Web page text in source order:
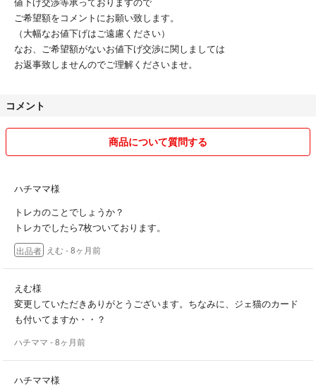
ご希望額をコメントにお願い致します。
（大幅なお値下げはご遠慮ください）
なお、ご希望額がないお値下げ交渉に関しましては
お返事致しませんのでご理解くださいませ。
コメント
商品について質問する
ハチママ様
トレカのことでしょうか？
トレカでしたら7枚ついております。
出品者 えむ- 8ヶ月前
えむ様
変更していただきありがとうございます。ちなみに、ジェ猫のカード
も付いてますか・・？
ハチママ - 8ヶ月前
ハチママ様